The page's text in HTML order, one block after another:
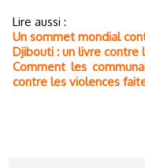
Lire aussi :
Un sommet mondial
Djibouti : un livre contre
Comment les
contre les violences